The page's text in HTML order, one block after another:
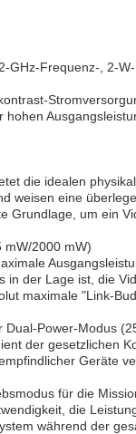
Frequenz-, 2-
die idealen
weisen eine
um ein
mW/2000 mW)
der Lage ist, die
maximale "Link-
Power-Modus
der gesetzlichen
Geräte
für die
die
während der